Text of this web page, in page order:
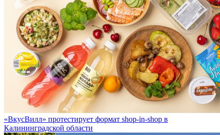
«ВкусВилл» протестирует формат shop-in-shop в
Калининградской области